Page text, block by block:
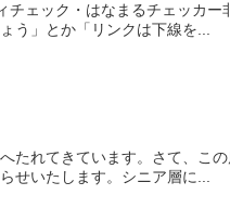
ェック・はなまるチェッカー
う」とか「リンクは下線を...
たれてきています。さて、こ
せいたします。シニア層に...